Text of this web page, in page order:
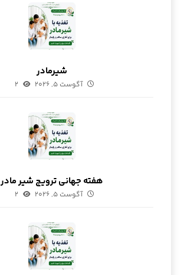
شیرمادر
آگوست ۵, ۲۰۲۶ ۲
هفته جهانی ترویج شیر مادر
آگوست ۵, ۲۰۲۶ ۲